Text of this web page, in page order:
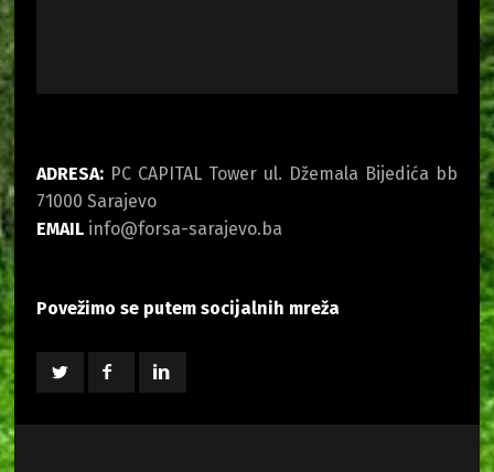
ADRESA: PC CAPITAL Tower ul. Džemala Bijedića bb
71000 Sarajevo
EMAIL info@forsa-sarajevo.ba
Povežimo se putem socijalnih mreža